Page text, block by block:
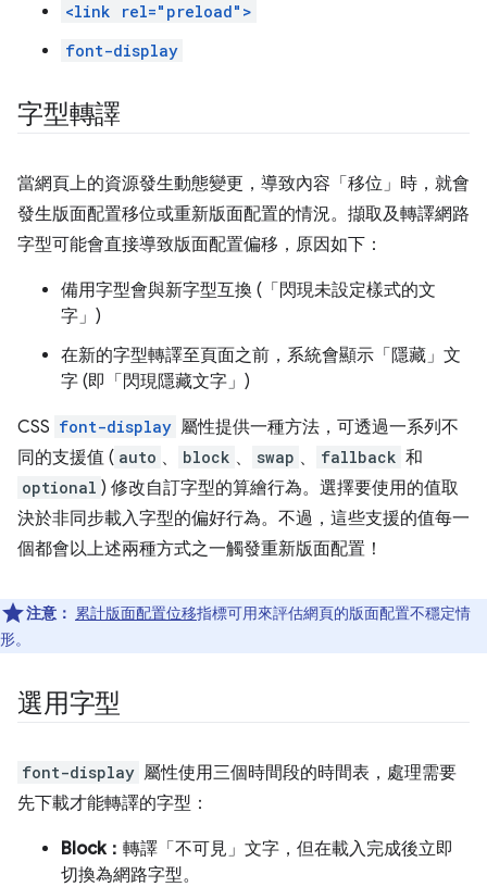
<link rel="preload">
font-display
字型轉譯
當網頁上的資源發生動態變更，導致內容「移位」時，就會
發生版面配置移位或重新版面配置的情況。擷取及轉譯網路
字型可能會直接導致版面配置偏移，原因如下：
備用字型會與新字型互換 (「閃現未設定樣式的文
字」)
在新的字型轉譯至頁面之前，系統會顯示「隱藏」文
字 (即「閃現隱藏文字」)
CSS font-display 屬性提供一種方法，可透過一系列不
同的支援值 ( auto 、 block 、 swap 、 fallback 和
optional ) 修改自訂字型的算繪行為。選擇要使用的值取
決於非同步載入字型的偏好行為。不過，這些支援的值每一
個都會以上述兩種方式之一觸發重新版面配置！
注意： 累計版面配置位移指標可用來評估網頁的版面配置不穩定情
形。
選用字型
font-display 屬性使用三個時間段的時間表，處理需要
先下載才能轉譯的字型：
Block： 轉譯「不可見」文字，但在載入完成後立即
切換為網路字型。